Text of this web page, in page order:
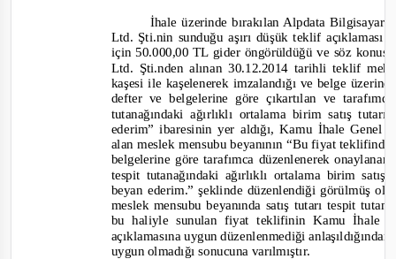
İhale üzerinde bırakılan Alpdata
Ltd. Şti.nin sunduğu aşırı düşük teklif açıklaması
için 50.000,00 TL gider öngörüldüğü ve söz
Ltd. Şti.nden alınan 30.12.2014 tarihli teklif
kaşesi ile kaşelenerek imzalandığı ve belge
defter ve belgelerine göre çıkartılan ve
tutanağındaki ağırlıklı ortalama birim satış
ederim”ibaresinin yer aldığı, Kamu İhale Genel
alan meslek mensubu beyanının “Bu fiyat
belgelerine göre tarafımca düzenlenerek
tespit tutanağındaki ağırlıklı ortalama birim
beyan ederim.”şeklinde düzenlendiği görülmüş
meslek mensubu beyanında satış tutarı tespit
bu haliyle sunulan fiyat teklifinin Kamu İhale
açıklamasına uygun düzenlenmediği
uygun olmadığısonucuna varılmıştır.